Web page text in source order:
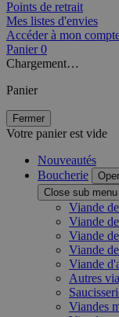
Points de retrait
Mes listes d'envies
Accéder à mon
Panier 0
Chargement…
Panier
Fermer
Votre panier est vide
Nouveautés
Boucherie
Close sub menu
Viande
Viande
Viande
Viande
Viande
Autres
Viandes